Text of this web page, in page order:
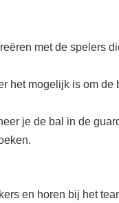
met de spelers
het mogelijk is om de
je de bal in de
en horen bij het